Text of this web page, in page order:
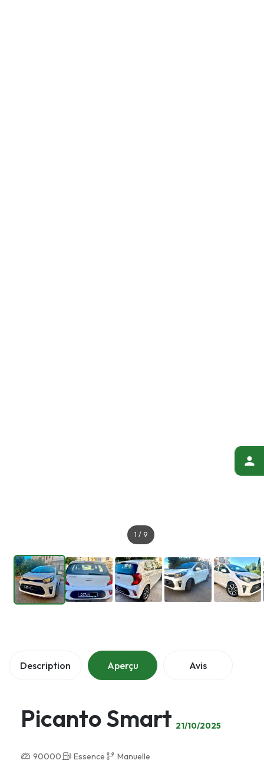
1 / 9
Description Aperçu Avis
Picanto Smart 21/10/2025
90000 Essence Manuelle